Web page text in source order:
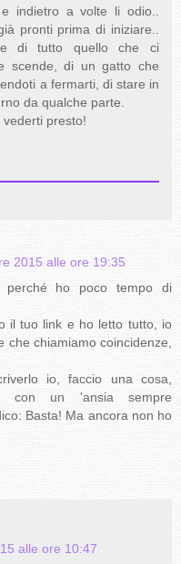
indietro a volte li odio..
pronti prima di iniziare..
di tutto quello che ci
scende, di un gatto che
a fermarti, di stare in
da qualche parte.
presto!
2015 alle ore 19:35
perché ho poco tempo di
il tuo link e ho letto tutto, io
chiamiamo coincidenze,
io, faccio una cosa,
con un 'ansia sempre
Basta! Ma ancora non ho
alle ore 10:47